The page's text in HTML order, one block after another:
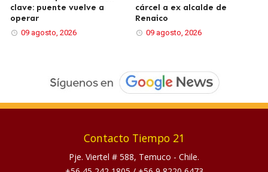
clave: puente vuelve a
operar
09 agosto, 2026
cárcel a ex alcalde de
Renaico
09 agosto, 2026
Contacto Tiempo 21
Pje. Viertel # 588, Temuco - Chile.